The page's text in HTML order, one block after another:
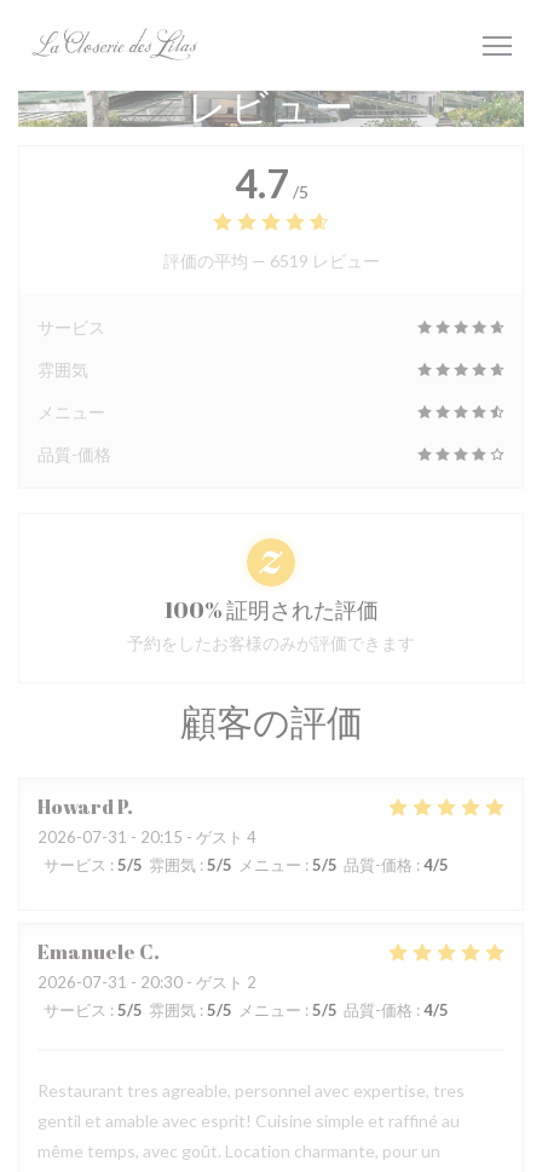
レビュー
顧客の評価
HowardP
2026-07-31 - 20:15 - ゲスト 4
サービス : 5/5 雰囲気 : 5/5 メニュー : 5/5 品質-価格 : 4/5
Emanuele C
2026-07-31 - 20:30 - ゲスト 2
サービス : 5/5 雰囲気 : 5/5 メニュー : 5/5 品質-価格 : 4/5
Restaurant tres agreable, personnel avec expertise, tres
gentil et amable avec esprit! Cuisine simple et raffiné au
même temps, avec goût. Location charmante, pour un
4.7 /5
評価の平均 — 6519 レビュー
サービス
雰囲気
メニュー
品質-価格
100% 証明された評価
予約をしたお客様のみが評価できます